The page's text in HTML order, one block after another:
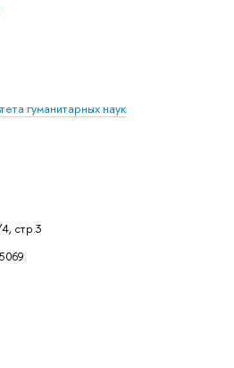
гуманитарных наук
стр.3